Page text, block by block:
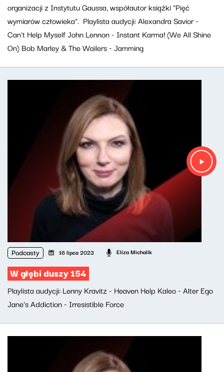
organizacji z Instytutu Gaussa, współautor książki "Pięć
wymiarów człowieka". Playlista audycji: Alexandra Savior -
Can't Help Myself John Lennon - Instant Karma! (We All Shine
On) Bob Marley & The Wailers - Jamming
Podcasty 16 lipca 2023 Eliza Michalik
W głębi duszy 154
Playlista audycji: Lenny Kravitz - Heaven Help Kaleo - Alter Ego
Jane's Addiction - Irresistible Force